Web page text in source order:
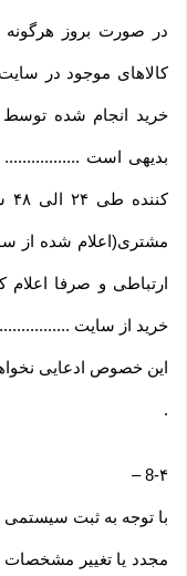
در صورت بروز
کالاهای موجود در
خرید انجام شده
بدیهی است .................
مشتری(اعلام شده از
ارتباطی و صرفا
خرید از سایت .................
این خصوص ادعایی
.
8-۴–
با توجه به ثبت
مجدد یا تغییر مشخصات